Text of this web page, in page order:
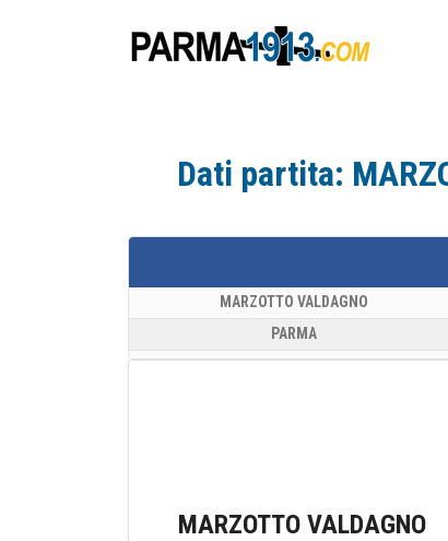
Dati partita:
MARZOTTO VALDAGNO
PARMA
MARZOTTO VALDAGNO